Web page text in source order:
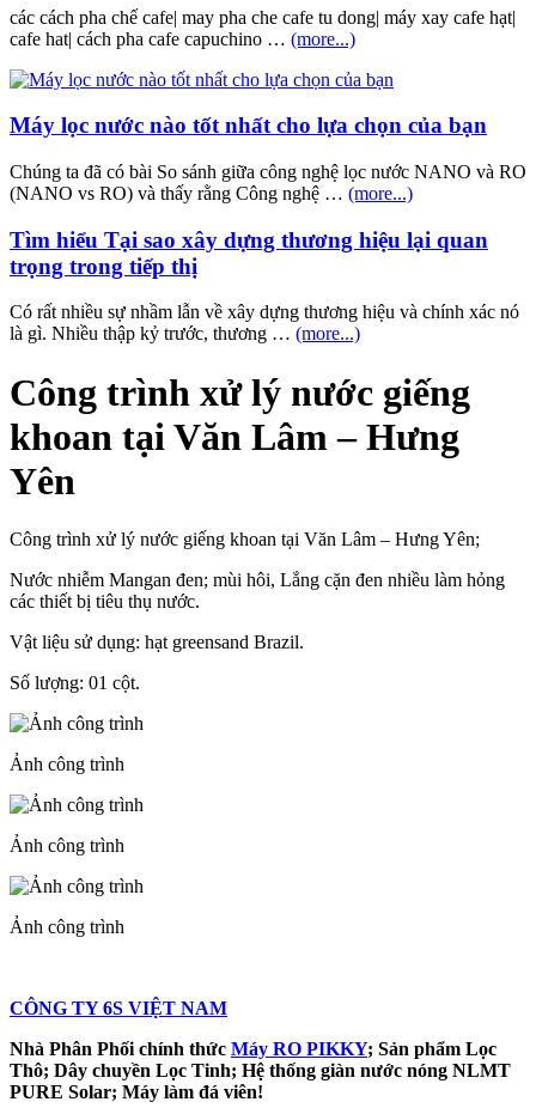
các cách pha chế cafe| may pha che cafe tu dong| máy xay cafe hạt|
cafe hat| cách pha cafe capuchino … (more...)
Máy lọc nước nào tốt nhất cho lựa chọn của bạn
Chúng ta đã có bài So sánh giữa công nghệ lọc nước NANO và RO
(NANO vs RO) và thấy rằng Công nghệ … (more...)
Tìm hiểu Tại sao xây dựng thương hiệu lại quan
trọng trong tiếp thị
Có rất nhiều sự nhầm lẫn về xây dựng thương hiệu và chính xác nó
là gì. Nhiều thập kỷ trước, thương … (more...)
Công trình xử lý nước giếng
khoan tại Văn Lâm – Hưng
Yên
Công trình xử lý nước giếng khoan tại Văn Lâm – Hưng Yên;
Nước nhiễm Mangan đen; mùi hôi, Lắng cặn đen nhiều làm hỏng
các thiết bị tiêu thụ nước.
Vật liệu sử dụng: hạt greensand Brazil.
Số lượng: 01 cột.
Ảnh công trình
Ảnh công trình
Ảnh công trình
CÔNG TY 6S VIỆT NAM
Nhà Phân Phối chính thức Máy RO PIKKY; Sản phẩm Lọc
Thô; Dây chuyền Lọc Tinh; Hệ thống giàn nước nóng NLMT
PURE Solar; Máy làm đá viên!